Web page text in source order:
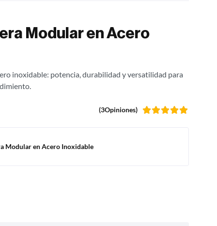
Modular en Acero
inoxidable: potencia, durabilidad y versatilidad para
(3Opiniones)
Modular en Acero Inoxidable